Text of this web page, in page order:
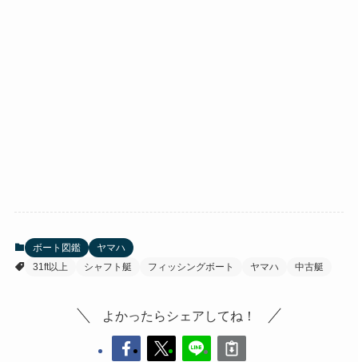
ボート図鑑
ヤマハ
31ft以上
シャフト艇 フィッシングボート ヤマハ 中古艇
よかったらシェアしてね！